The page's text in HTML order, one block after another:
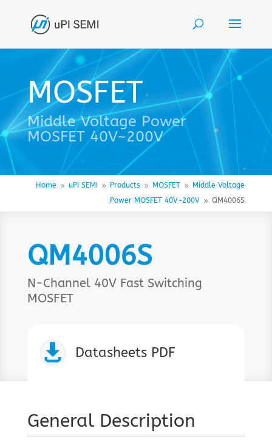
MOSFET
Middle Voltage Power
MOSFET 40V~200V
Home 9 uPI SEMI 9 Products 9 MOSFET 9
Middle Voltage
Power MOSFET 40V~200V 9 QM4006S
QM4006S
N-Channel 40V Fast Switching
MOSFET
 Datasheets PDF
General Description